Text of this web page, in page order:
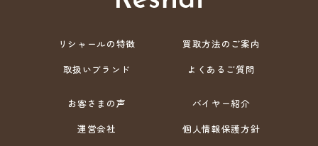
リシャールの特徴
買取方法のご案内
取扱いブランド
よくあるご質問
お客さまの声
バイヤー紹介
運営会社
個人情報保護方針